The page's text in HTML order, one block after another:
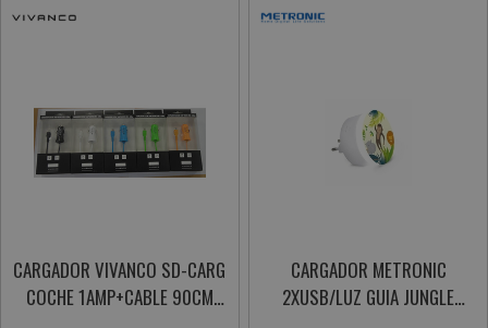
CARGADOR VIVANCO SD-CARG
COCHE 1AMP+CABLE 90CM
CARGADOR METRONIC
2XUSB/LUZ GUIA JUNGLE